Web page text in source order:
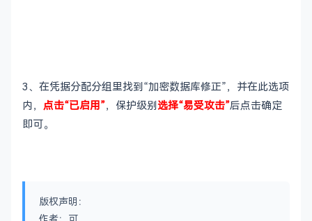
3、在凭据分配分组里找到“加密数据库修正”，并在此选项
内， 点击“已启用”，保护级别选择“易受攻击”后点击确定
即可。
版权声明：